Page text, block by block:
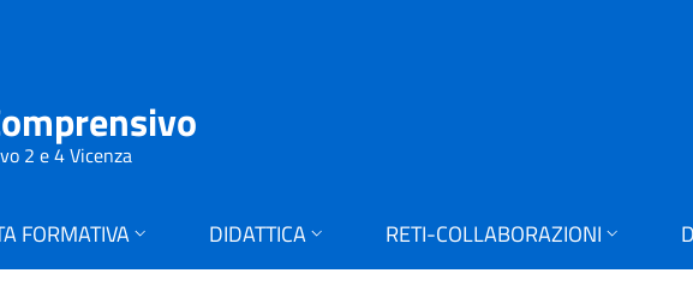
2 e 4 Vicenza
FORMATIVA DIDATTICA RETI-COLLABORAZIONI